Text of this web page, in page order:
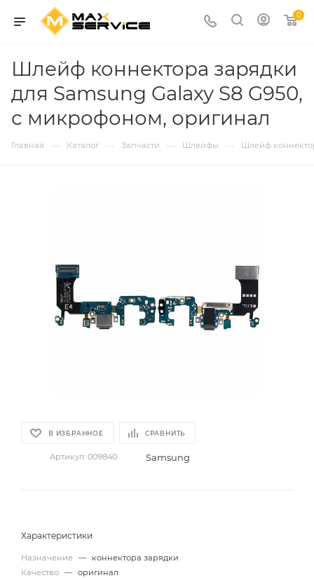
0
Шлейф коннектора зарядки
для Samsung Galaxy S8 G950,
с микрофоном, оригинал
Главная — Каталог — Запчасти — Шлейфы — Шлейф
В ИЗБРАННОЕ СРАВНИТЬ
Артикул: 009840 Samsung
Характеристики
Назначение —
коннектора зарядки
Качество — оригинал